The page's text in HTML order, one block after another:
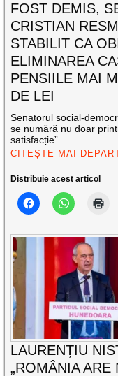
FOST DEMIS,
CRISTIAN
STABILIT CA
ELIMINAREA
PENSIILE MAI
DE LEI
Senatorul social-
se numără nu doar
satisfacție”
CITEȘTE MAI
Distribuie acest articol
LAURENȚIU
„ROMÂNIA ARE